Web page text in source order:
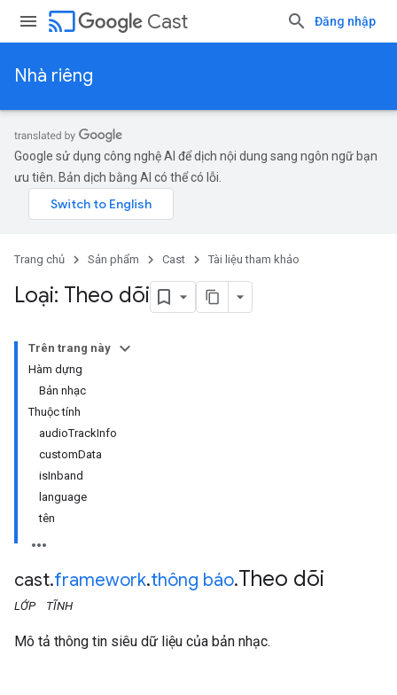
cast Cast Đăng nhập
Nhà riêng
Google sử dụng công nghệ AI để dịch nội dung sang ngôn ngữ bạn
ưu tiên. Bản dịch bằng AI có thể có lỗi.
Trang chủ Sản phẩm Cast Tài liệu tham khảo
Loại: Theo dõi
Trên trang này
Hàm dựng
Bản nhạc
Thuộc tính
audioTrackInfo
customData
isInband
language
tên
cast.framework.thông báo.Theo dõi
LỚP TĨNH
Mô tả thông tin siêu dữ liệu của bản nhạc.